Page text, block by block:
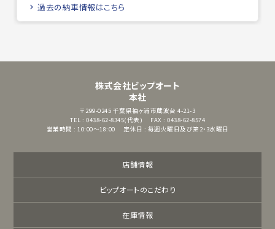
過去の納車情報はこちら
株式会社ビップオート
本社
〒299-0245 千葉県袖ヶ浦市蔵波台 4-21-3
TEL : 0438-62-8345(代表)
FAX : 0438-62-8574
営業時間 : 10:00～18:00
定休日 : 毎週火曜日及び第2・3水曜日
店舗情報
ビップオートのこだわり
在庫情報